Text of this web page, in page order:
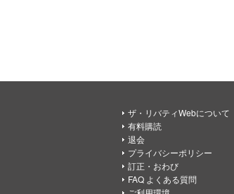
ザ・リバティWebについて
有料購読
退会
プライバシーポリシー
訂正・おわび
FAQ よくある質問